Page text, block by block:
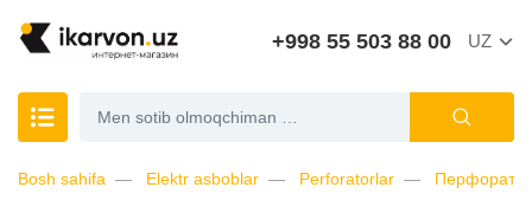
+998 55 503 88 00 UZ
Bosh sahifa Elektr asboblar Perforatorlar